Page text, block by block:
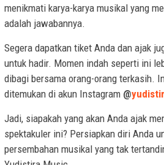
menikmati karya-karya musikal yang
adalah jawabannya.
Segera dapatkan tiket Anda dan ajak
untuk hadir. Momen indah seperti ini
dibagi bersama orang-orang terkasih.
ditemukan di akun Instagram @
Jadi, siapakah yang akan Anda ajak
spektakuler ini? Persiapkan diri Anda
persembahan musikal yang tak